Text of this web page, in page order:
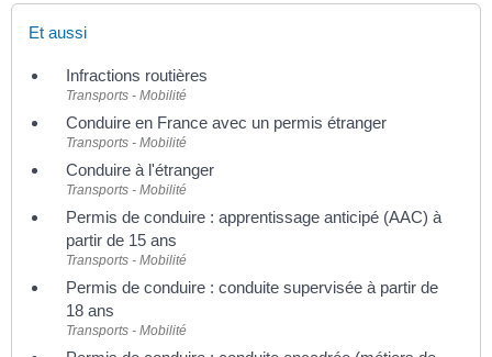
Et aussi
Infractions routières
Transports - Mobilité
Conduire en France avec un permis étranger
Transports - Mobilité
Conduire à l'étranger
Transports - Mobilité
Permis de conduire : apprentissage anticipé (AAC) à
partir de 15 ans
Transports - Mobilité
Permis de conduire : conduite supervisée à partir de
18 ans
Transports - Mobilité